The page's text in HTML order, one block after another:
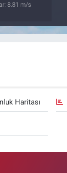
8.81 m/s
Haritası